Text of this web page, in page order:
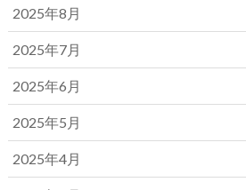
2025年8月
2025年7月
2025年6月
2025年5月
2025年4月